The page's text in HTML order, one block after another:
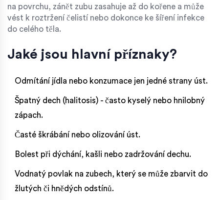
na povrchu, zánět zubu zasahuje až do kořene a může
vést k roztržení čelistí nebo dokonce ke šíření infekce
do celého těla.
Jaké jsou hlavní příznaky?
Odmítání jídla nebo konzumace jen jedné strany úst.
Špatný dech (halitosis) - často kyselý nebo hnilobný
zápach.
Časté škrábání nebo olizování úst.
Bolest při dýchání, kašli nebo zadržování dechu.
Vodnatý povlak na zubech, který se může zbarvit do
žlutých či hnědých odstínů.